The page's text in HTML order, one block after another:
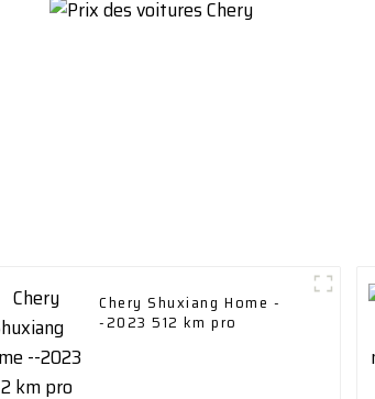
Chery Shuxiang Home -
-2023 512 km pro